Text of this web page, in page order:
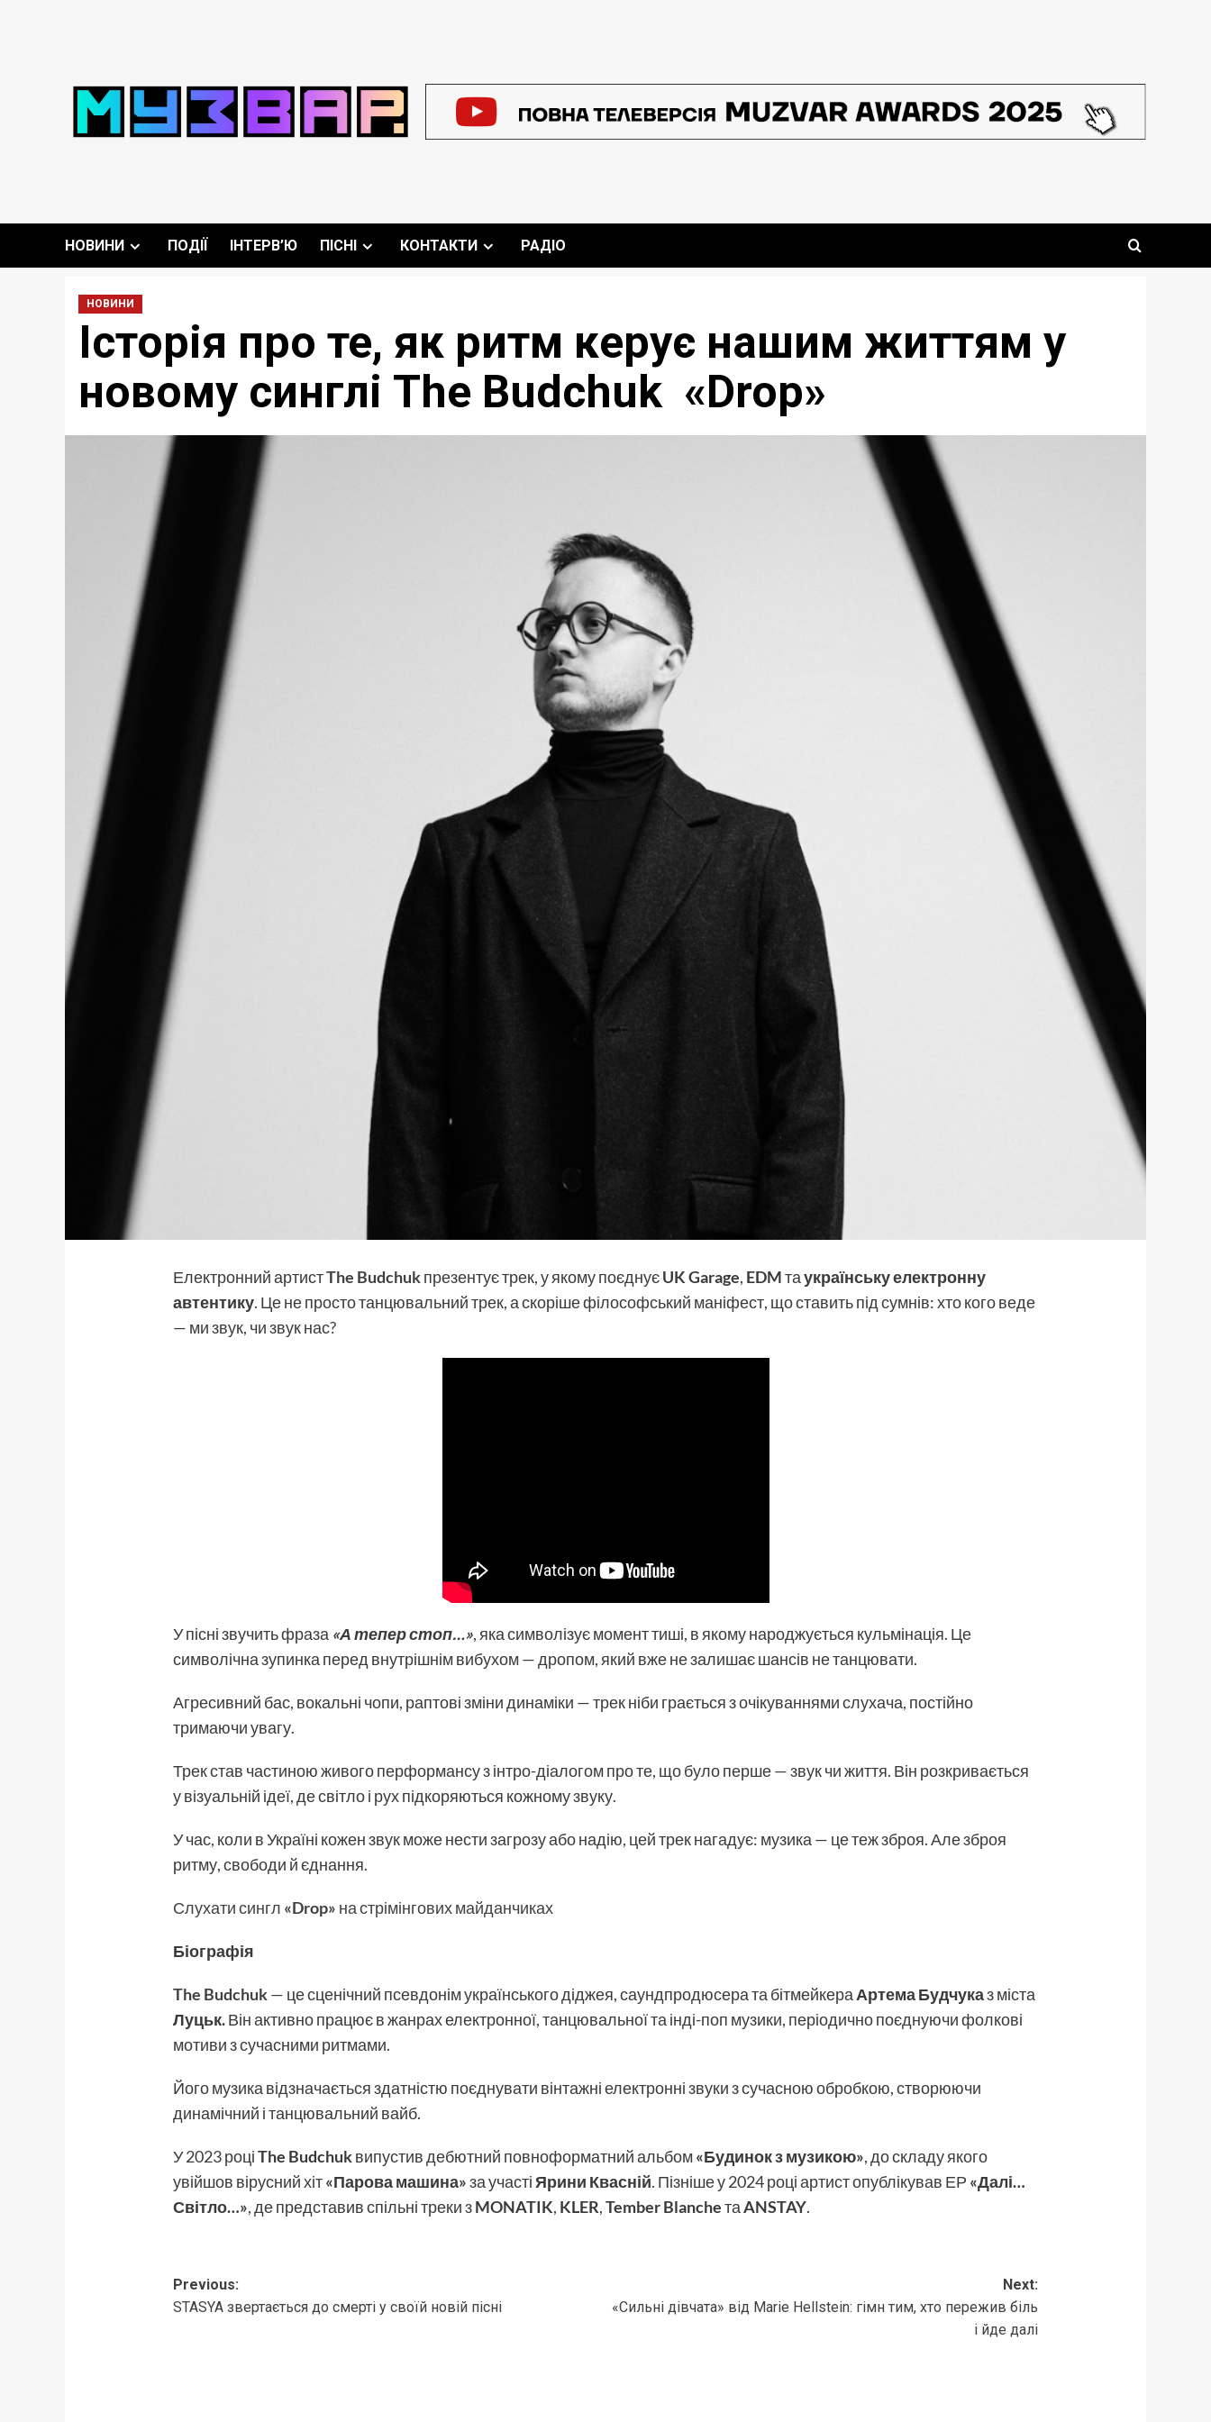
НОВИНИ ПОДІЇ ІНТЕРВ’Ю ПІСНІ КОНТАКТИ РАДІО
НОВИНИ
Історія про те, як ритм керує нашим життям у
новому синглі The Budchuk «Drop»
Електронний артистThe Budchukпрезентує трек, у якому поєднуєUK Garage, EDMтаукраїнську електронну
автентику. Це не просто танцювальний трек, а скоріше філософський маніфест, що ставить під сумнів: хто кого веде
— ми звук, чи звук нас?
У пісні звучить фраза «А тепер стоп…», яка символізує момент тиші, в якому народжується кульмінація. Це
символічна зупинка перед внутрішнім вибухом — дропом, який вже не залишає шансів не танцювати.
Агресивний бас, вокальні чопи, раптові зміни динаміки — трек ніби грається з очікуваннями слухача, постійно
тримаючи увагу.
Трек став частиною живого перформансу з інтро-діалогом про те, що було перше — звук чи життя. Він розкривається
у візуальній ідеї, де світло і рух підкоряються кожному звуку.
У час, коли в Україні кожен звук може нести загрозу або надію, цей трек нагадує: музика — це теж зброя. Але зброя
ритму, свободи й єднання.
Слухати сингл «Drop» на стрімінгових майданчиках
Біографія
The Budchuk— це сценічний псевдонім українського діджея, саундпродюсера та бітмейкера Артема Будчуказ міста
Луцьк.Він активно працює в жанрах електронної, танцювальної та інді-поп музики, періодично поєднуючи фолкові
мотиви з сучасними ритмами.
Його музика відзначається здатністю поєднувати вінтажні електронні звуки з сучасною обробкою, створюючи
динамічний і танцювальний вайб.
У 2023 роціThe Budchukвипустив дебютний повноформатний альбом«Будинок з музикою», до складу якого
увійшов вірусний хіт«Парова машина»за участі Ярини Квасній. Пізніше у 2024 році артист опублікував ЕР «Далі…
Світло…», де представив спільні треки зMONATIK, KLER,Tember BlancheтаANSTAY.
Post
navigation
Previous:
STASYA звертається до смерті у своїй новій пісні
Next:
«Сильні дівчата» від Marie Hellstein: гімн тим, хто пережив біль
і йде далі